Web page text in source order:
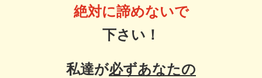
絶対に諦めないで
下さい！
私達が必ずあなたの